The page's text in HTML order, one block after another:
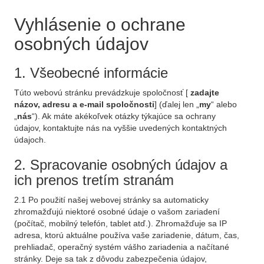
Vyhlásenie o ochrane
osobných údajov
1. Všeobecné informácie
Túto webovú stránku prevádzkuje spoločnosť [ zadajte
názov, adresu a e-mail spoločnosti] (ďalej len „ my“ alebo
nás“). Ak máte akékoľvek otázky týkajúce sa ochrany
údajov, kontaktujte nás na vyššie uvedených kontaktných
údajoch.
2. Spracovanie osobných údajov a
ich prenos tretím stranám
2.1 Po použití našej webovej stránky sa automaticky
zhromažďujú niektoré osobné údaje o vašom zariadení
(počítač, mobilný telefón, tablet atď.). Zhromažďuje sa IP
adresa, ktorú aktuálne používa vaše zariadenie, dátum, čas,
prehliadač, operačný systém vášho zariadenia a načítané
stránky. Deje sa tak z dôvodu zabezpečenia údajov,